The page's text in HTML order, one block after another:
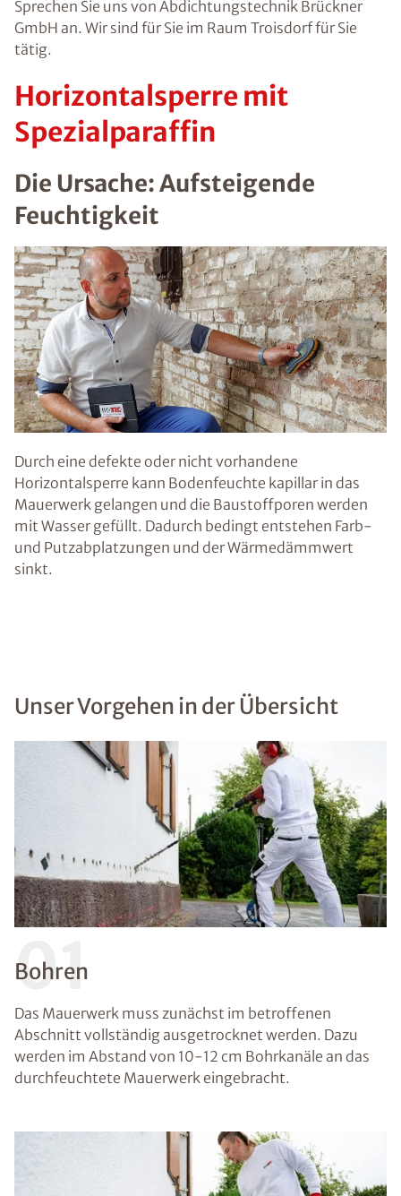
Sprechen Sie uns von Abdichtungstechnik Brückner
GmbH an. Wir sind für Sie im Raum Troisdorf für Sie
tätig.
Horizontalsperre mit
Spezialparaffin
Die Ursache: Aufsteigende
Feuchtigkeit
Durch eine defekte oder nicht vorhandene
Horizontalsperre kann Bodenfeuchte kapillar in das
Mauerwerk gelangen und die Baustoffporen werden
mit Wasser gefüllt. Dadurch bedingt entstehen Farb-
und Putzabplatzungen und der Wärmedämmwert
sinkt.
Unser Vorgehen in der Übersicht
01
Bohren
Das Mauerwerk muss zunächst im betroffenen
Abschnitt vollständig ausgetrocknet werden. Dazu
werden im Abstand von 10-12 cm Bohrkanäle an das
durchfeuchtete Mauerwerk eingebracht.